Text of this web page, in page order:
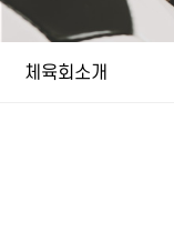
체육회소개